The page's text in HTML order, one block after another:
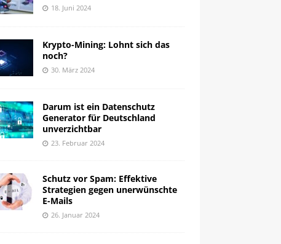
18. Juni 2024
Krypto-Mining: Lohnt sich das
noch?
30. März 2024
Darum ist ein Datenschutz
Generator für Deutschland
unverzichtbar
23. Februar 2024
Schutz vor Spam: Effektive
Strategien gegen unerwünschte
E-Mails
26. Januar 2024